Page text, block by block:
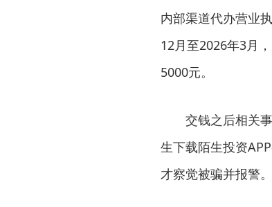
内部渠道代办营业
12月至2026年3月
5000元。
交钱之后相关
生下载陌生投资
才察觉被骗并报警。